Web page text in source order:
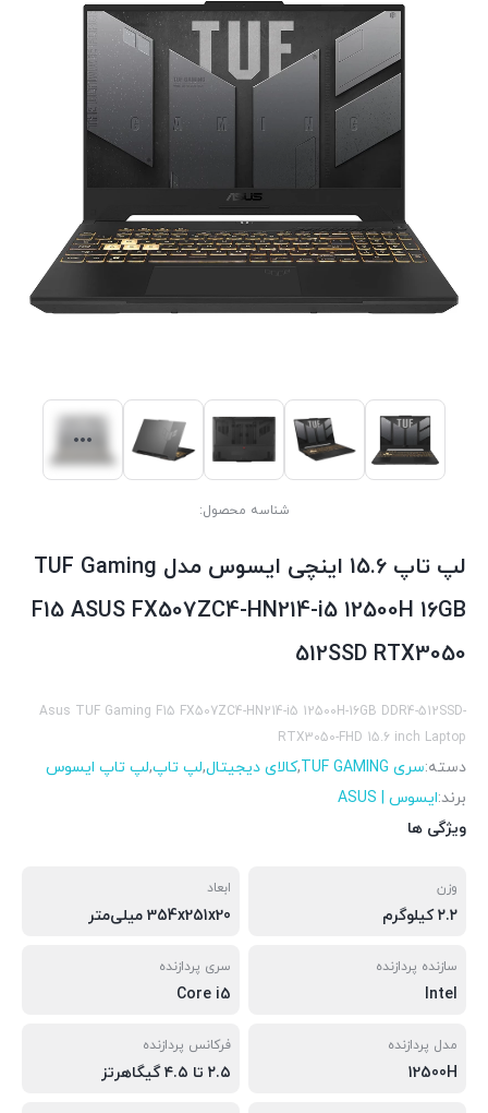
شناسه محصول:
لپ تاپ 15.6 اینچی ایسوس مدل TUF Gaming
F15 ASUS FX507ZC4-HN214-i5 12500H 16GB
512SSD RTX3050
Asus TUF Gaming F15 FX507ZC4-HN214-i5 12500H-16GB DDR4-512SSD-
RTX3050-FHD 15.6 inch Laptop
دسته:سری TUF GAMING ,کالای دیجیتال,لپ تاپ,لپ تاپ ایسوس
برند:ایسوس | ASUS
ویژگی ها
وزن
۲.۲ کیلوگرم
ابعاد
354x251x20 میلی‌متر
سازنده پردازنده
Intel
سری پردازنده
Core i5
مدل پردازنده
12500H
فرکانس پردازنده
۲.۵ تا ۴.۵ گیگاهرتز